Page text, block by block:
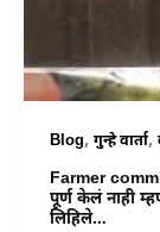
Blog, गुन्हे वार्ता,
Farmer
पूर्ण केलं नाही
लिहिले…